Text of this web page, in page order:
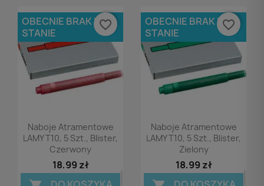
 Podgląd
Naboje Atramentowe
LAMY T10, 5 Szt., Blister,
Czerwony
18,99 zł
OBECNIE BRAK NA
STANIE
favorite_border
 Podgląd
Naboje Atramentowe
LAMY T10, 5 Szt., Blister,
Zielony
18,99 zł
OBECNIE BRAK NA
STANIE
favorite_border